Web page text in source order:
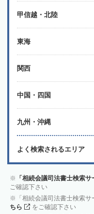
甲信越・北陸
東海
関西
中国・四国
九州・沖縄
よく検索されるエリア
「相続会議司法書士検索
ご確認下さい
「相続会議司法書士検索
ちら
をご確認下さい